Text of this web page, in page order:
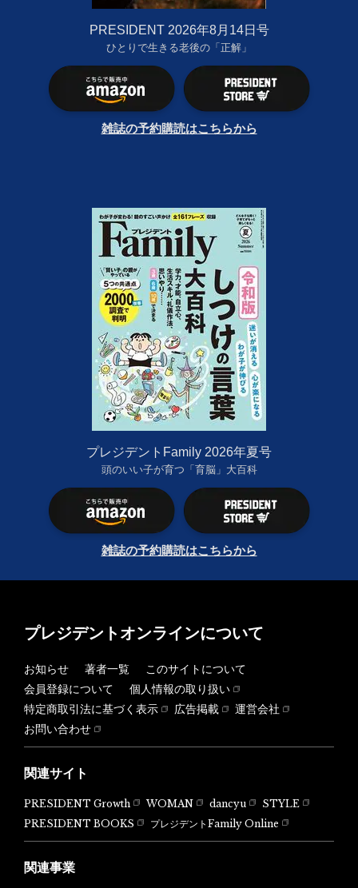
PRESIDENT 2026年8月14日号
ひとりで生きる老後の「正解」
雑誌の予約購読はこちらから
プレジデントFamily 2026年夏号
頭のいい子が育つ「育脳」大百科
雑誌の予約購読はこちらから
プレジデントオンラインについて
お知らせ 著者一覧
このサイトについて
会員登録について
個人情報の取り扱い
特定商取引法に基づく表示
広告掲載
運営会社
お問い合わせ
関連サイト
PRESIDENT Growth WOMAN dancyu
STYLE
PRESIDENT BOOKS
プレジデントFamily Online
関連事業